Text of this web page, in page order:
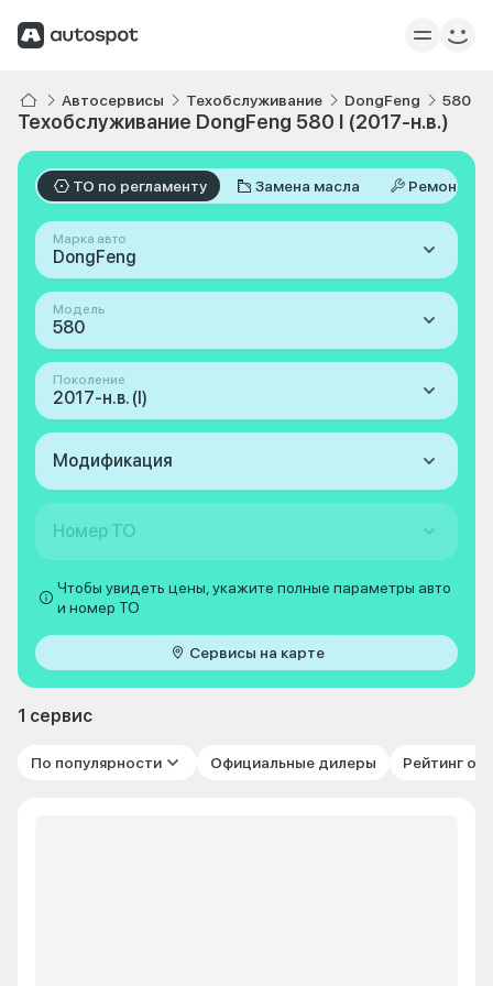
Автосервисы Техобслуживание DongFeng 580
Техобслуживание DongFeng 580 I (2017-н.в.)
ТО по регламенту Замена масла Ремонт
Марка авто
DongFeng
Модель
580
Поколение
2017-н.в. (I)
Модификация
Номер ТО
Чтобы увидеть цены, укажите полные параметры авто
и номер ТО
Сервисы на карте
1 сервис
По популярности Официальные дилеры Рейтинг